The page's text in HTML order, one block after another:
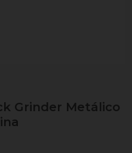
Grinder Metálico